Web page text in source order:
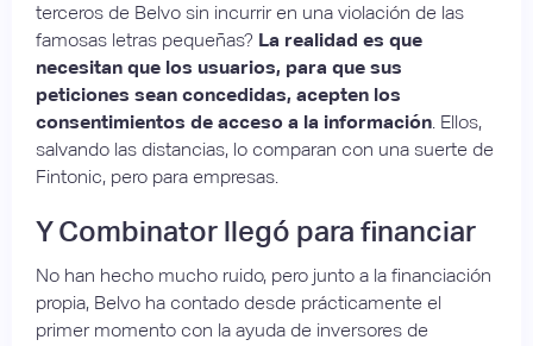
terceros de Belvo sin incurrir en una violación de las
famosas letras pequeñas? La realidad es que
necesitan que los usuarios, para que sus
peticiones sean concedidas, acepten los
consentimientos de acceso a la información. Ellos,
salvando las distancias, lo comparan con una suerte de
Fintonic, pero para empresas.
Y Combinator llegó para financiar
No han hecho mucho ruido, pero junto a la financiación
propia, Belvo ha contado desde prácticamente el
primer momento con la ayuda de inversores de